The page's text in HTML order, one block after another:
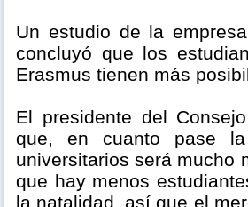
Un estudio de la
concluyó que los
Erasmus tienen más
El presidente del
que, en cuanto pase
universitarios será mucho
que hay menos
la natalidad, así que el